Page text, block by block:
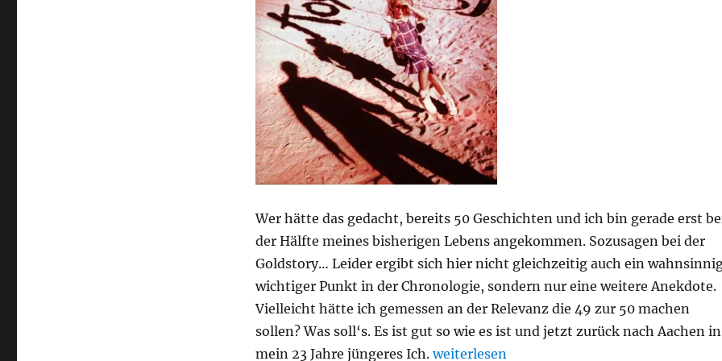
Wer hätte das gedacht, bereits 50 Geschichten und ich bin gerade erst
der Hälfte meines bisherigen Lebens angekommen. Sozusagen bei der
Goldstory… Leider ergibt sich hier nicht gleichzeitig auch ein
wichtiger Punkt in der Chronologie, sondern nur eine weitere Anekdote.
Vielleicht hätte ich gemessen an der Relevanz die 49 zur 50 machen
sollen? Was soll‘s. Es ist gut so wie es ist und jetzt zurück nach Aachen in
mein 23 Jahre jüngeres Ich.„Story of my life #50“
weiterlesen